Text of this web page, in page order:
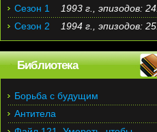
Сезон 1
1993 г., эпизодов: 24.
Сезон 2
1994 г., эпизодов: 25.
Библиотека
Борьба с будущим
Антитела